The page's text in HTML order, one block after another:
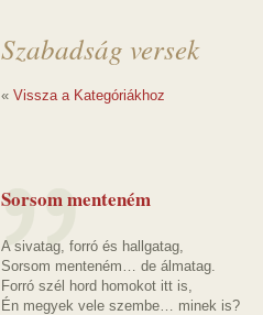
Szabadság versek
« Vissza a Kategóriákhoz
Sorsom menteném
A sivatag, forró és hallgatag,
Sorsom menteném… de álmatag.
Forró szél hord homokot itt is,
Én megyek vele szembe… minek is?